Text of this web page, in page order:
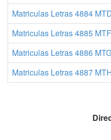
Matriculas Letras 4884
Matriculas Letras 4885 MTF
Matriculas Letras 4886
Matriculas Letras 4887